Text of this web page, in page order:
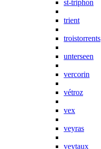
st-triphon
trient
troistorrents
unterseen
vercorin
vétroz
vex
veyras
veytaux